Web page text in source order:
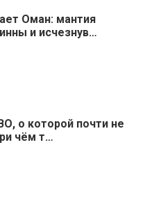
Оман: мантия
и исчезнув…
о которой почти не
чём т…